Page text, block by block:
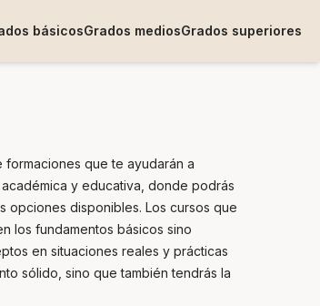
básicosGrados mediosGrados superiores
formaciones que te ayudarán a
y educativa, donde podrás
opciones disponibles. Los cursos que
los fundamentos básicos sino
en situaciones reales y prácticas
sólido, sino que también tendrás la